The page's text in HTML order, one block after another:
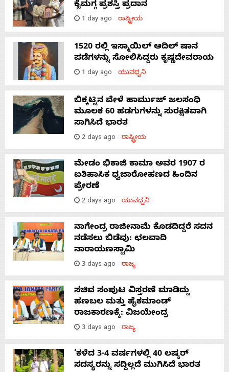
ಕೈಮಗ್ಗ ಪ್ರಶಸ್ತಿ ಪ್ರದಾನ
1 day ago ರಾಷ್ಟ್ರೀಯ
1520 ರಲ್ಲಿ ಇಸ್ಮಾಯಿಲ್ ಆದಿಲ್ ಷಾನ
ಪಡೆಗಳನ್ನು ಸೋಲಿಸಿದ್ದರು ಕೃಷ್ಣದೇವರಾಯ
1 day ago ಯುವಧ್ವನಿ
ಬಿಕ್ಕಟ್ಟಿನ ವೇಳೆ ಹಾರ್ಮುಜ್ ಜಲಸಂಧಿ
ಮೂಲಕ 60 ಹಡಗುಗಳನ್ನು ಸುರಕ್ಷಿತವಾಗಿ
ಸಾಗಿಸಿದೆ ಭಾರತ
2 days ago ರಾಷ್ಟ್ರೀಯ
ಮೇಡಂ ಭಿಕಾಜಿ ಕಾಮಾ ಅವರ 1907 ರ
ಐತಿಹಾಸಿಕ ಧ್ವಜಾರೋಹಣದ ಹಿಂದಿನ
ಪ್ರೇರಣೆ
2 days ago ಯುವಧ್ವನಿ
ನಾಗೇಂದ್ರ ರಾಜೀನಾಮೆ ಕೊಡದಿದ್ದರೆ ಸದನ
ನಡೆಸಲು ಬಿಡೆವು: ಛಲವಾದಿ
ನಾರಾಯಣಸ್ವಾಮಿ
3 days ago ರಾಜ್ಯ
ಸಚಿವ ಸಂಪುಟ ವಿಸ್ತರಣೆ ಮಾಡಿದ್ದು
ಹಣಬಲ ಮತ್ತು ಹೈಕಮಾಂಡ್
ರಾಜಕಾರಣಕ್ಕೆ: ವಿಜಯೇಂದ್ರ
3 days ago ರಾಜ್ಯ
‘ಕಳೆದ 3-4 ವರ್ಷಗಳಲ್ಲಿ 40 ಲಷ್ಕರ್
ಸದಸ್ಯರನ್ನು ಸದ್ದಿಲ್ಲದೆ ಮುಗಿಸಿದೆ ಭಾರತ